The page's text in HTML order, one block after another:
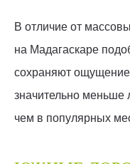
В отличие от
на Мадагаскаре
сохраняют
значительно меньше
чем в популярных